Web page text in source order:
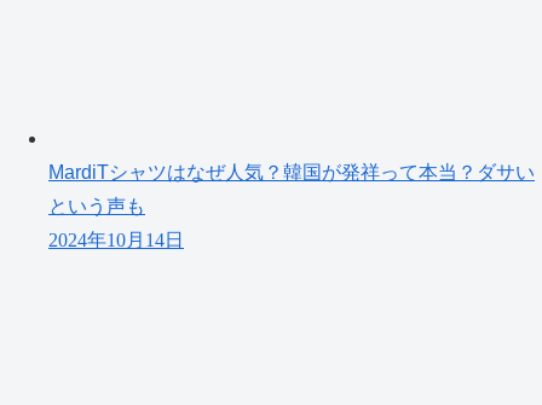
MardiTシャツはなぜ人気？韓国が発祥って本当？ダサい
という声も
2024年10月14日